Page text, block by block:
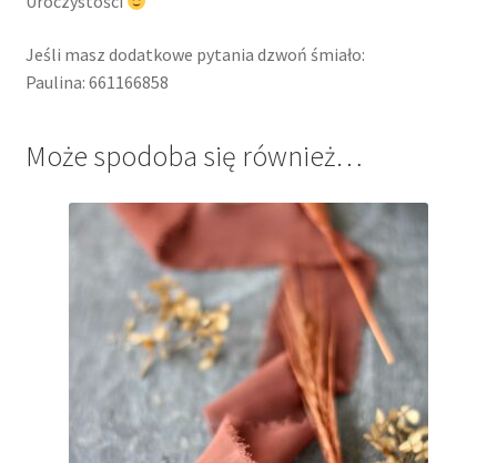
Jeśli masz dodatkowe pytania dzwoń śmiało:
Paulina: 661166858
Może spodoba się również…